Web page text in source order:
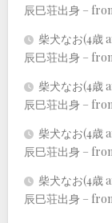
辰巳荘出身 –
柴犬なお(4歳
辰巳荘出身 –
柴犬なお(4歳
辰巳荘出身 –
柴犬なお(4歳
辰巳荘出身 –
柴犬なお(4歳
辰巳荘出身 –